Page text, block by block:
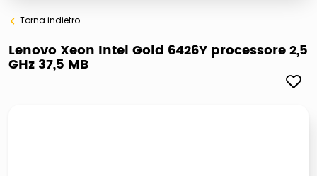
elenchi telefonici
orologio parete
Torna indietro
Lenovo Xeon Intel Gold 6426Y processore 2,5
GHz 37,5 MB